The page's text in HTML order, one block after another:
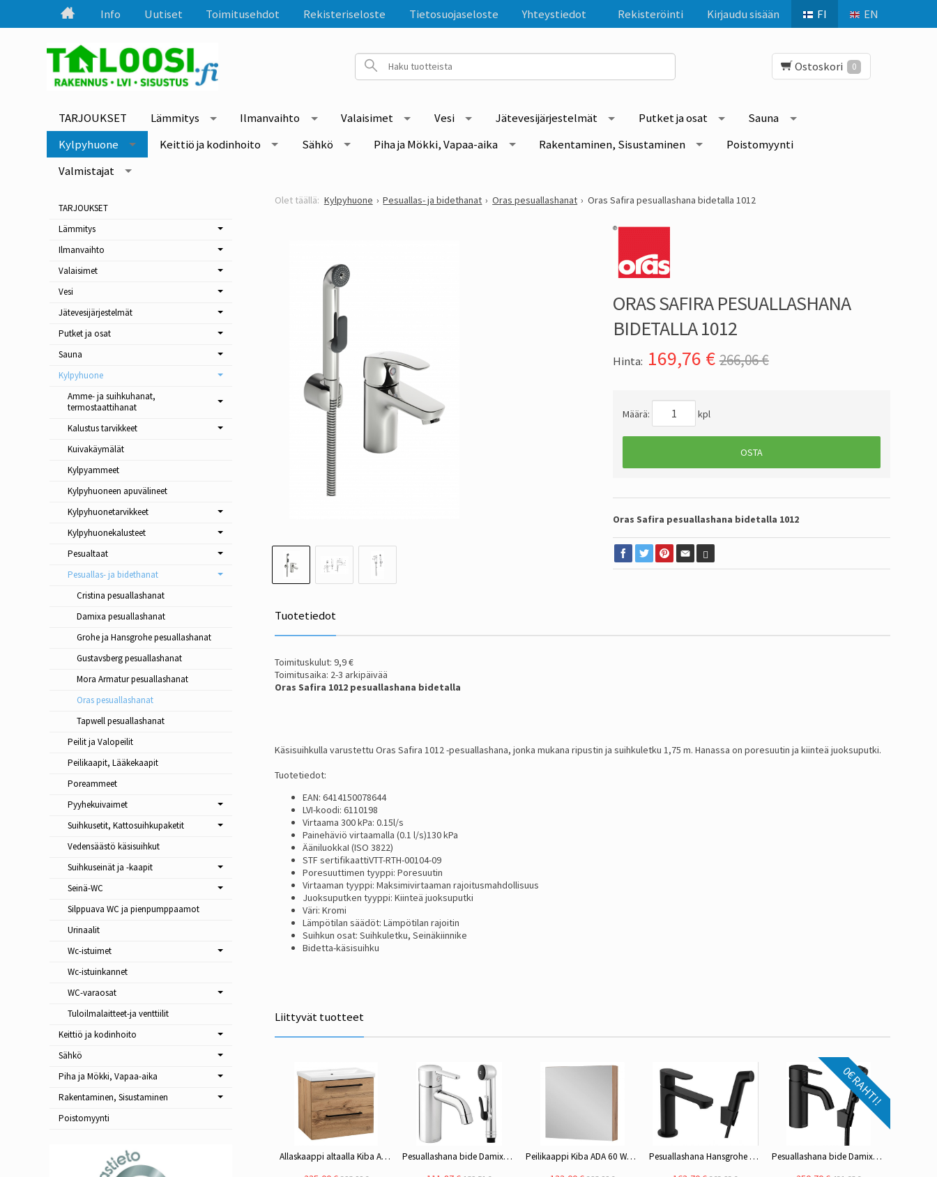
FI EN
Rekisteröinti Kirjaudu sisään
Info Uutiset Toimitusehdot Rekisteriseloste Tietosuojaseloste Yhteystiedot
Ostoskori 0
TARJOUKSET Lämmitys Ilmanvaihto Valaisimet Vesi Jätevesijärjestelmät Putket ja osat
Sauna
Kylpyhuone
Keittiö ja kodinhoito Sähkö Piha ja Mökki, Vapaa-aika Rakentaminen, Sisustaminen
Poistomyynti
Valmistajat
Kylpyhuone Pesuallas- ja bidethanat Oras pesuallashanat Oras Safira pesuallashana bidetalla 1012
ORAS SAFIRA PESUALLASHANA
BIDETALLA 1012
Hinta: 169,76 € 266,06 €
Määrä: kpl
OSTA
Oras Safira pesuallashana bidetalla 1012
Tuotetiedot
Toimituskulut: 9,9 €
Toimitusaika: 2-3 arkipäivää
Oras Safira 1012 pesuallashana bidetalla
Käsisuihkulla varustettu Oras Safira 1012 -pesuallashana, jonka mukana ripustin ja suihkuletku 1,75 m. Hanassa on poresuutin ja kiinteä juoksuputki.
Tuotetiedot:
EAN: 6414150078644
LVI-koodi: 6110198
Virtaama 300 kPa: 0.15l/s
Painehäviö virtaamalla (0.1 l/s)130 kPa
ÄäniluokkaI (ISO 3822)
STF sertifikaattiVTT-RTH-00104-09
Poresuuttimen tyyppi: Poresuutin
Virtaaman tyyppi: Maksimivirtaaman rajoitusmahdollisuus
Juoksuputken tyyppi: Kiinteä juoksuputki
Väri: Kromi
Lämpötilan säädöt: Lämpötilan rajoitin
Suihkun osat: Suihkuletku, Seinäkiinnike
Bidetta-käsisuihku
Liittyvät tuotteet
Allaskaappi altaalla Kiba ASTER 60 cm WT tammi Pesuallashana bide Damixa Silhouet 74030.00, kromi Peilikaappi Kiba ADA 60 WT tammi Pesuallashana Hansgrohe REBRIS S 110 bide musta, 72215670
0€ RAHTI!
Pesuallashana bide Damixa 7403061 SILHOUET, mattamusta
TARJOUKSET
Lämmitys
Ilmanvaihto
Valaisimet
Vesi
Jätevesijärjestelmät
Putket ja osat
Sauna
Kylpyhuone
Amme- ja suihkuhanat,
termostaattihanat
Kalustus tarvikkeet
Kuivakäymälät
Kylpyammeet
Kylpyhuoneen apuvälineet
Kylpyhuonetarvikkeet
Kylpyhuonekalusteet
Pesualtaat
Pesuallas- ja bidethanat
Cristina pesuallashanat
Damixa pesuallashanat
Grohe ja Hansgrohe pesuallashanat
Gustavsberg pesuallashanat
Mora Armatur pesuallashanat
Oras pesuallashanat
Tapwell pesuallashanat
Peilit ja Valopeilit
Peilikaapit, Lääkekaapit
Poreammeet
Pyyhekuivaimet
Suihkusetit, Kattosuihkupaketit
Vedensäästö käsisuihkut
Suihkuseinät ja -kaapit
Seinä-WC
Silppuava WC ja pienpumppaamot
Urinaalit
Wc-istuimet
Wc-istuinkannet
WC-varaosat
Tuloilmalaitteet-ja venttiilit
Keittiö ja kodinhoito
Sähkö
Piha ja Mökki, Vapaa-aika
Rakentaminen, Sisustaminen
Poistomyynti